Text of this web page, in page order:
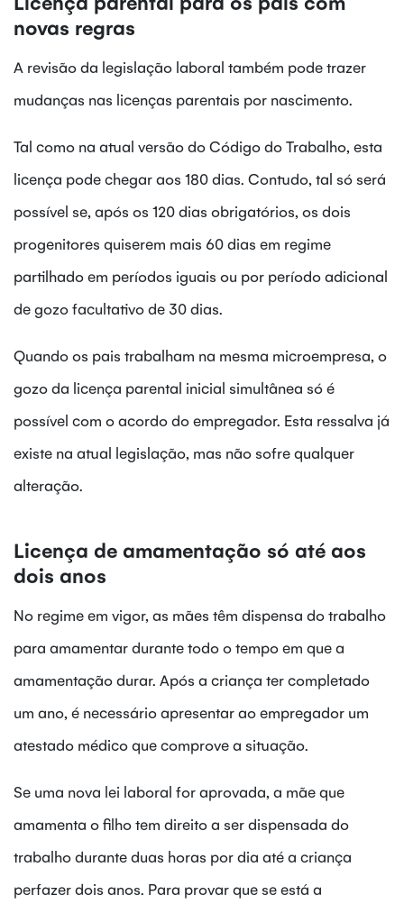
novas regras
A revisão da legislação laboral também pode trazer
mudanças nas licenças parentais por nascimento.
Tal como na atual versão do Código do Trabalho, esta
licença pode chegar aos 180 dias. Contudo, tal só será
possível se, após os 120 dias obrigatórios, os dois
progenitores quiserem mais 60 dias em regime
partilhado em períodos iguais ou por período adicional
de gozo facultativo de 30 dias.
Quando os pais trabalham na mesma microempresa, o
gozo da licença parental inicial simultânea só é
possível com o acordo do empregador. Esta ressalva já
existe na atual legislação, mas não sofre qualquer
alteração.
Licença de amamentação só até aos
dois anos
No regime em vigor, as mães têm dispensa do trabalho
para amamentar durante todo o tempo em que a
amamentação durar. Após a criança ter completado
um ano, é necessário apresentar ao empregador um
atestado médico que comprove a situação.
Se uma nova lei laboral for aprovada, a mãe que
amamenta o filho tem direito a ser dispensada do
trabalho durante duas horas por dia até a criança
perfazer dois anos. Para provar que se está a